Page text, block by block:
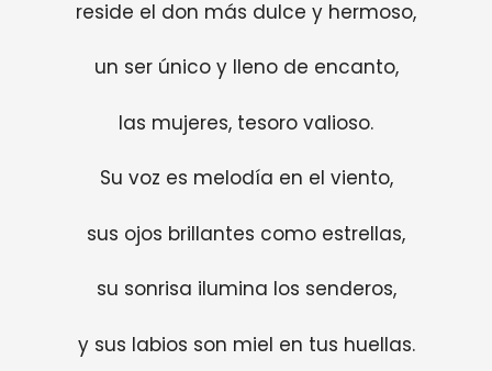
reside el don más dulce y hermoso,
un ser único y lleno de encanto,
las mujeres, tesoro valioso.
Su voz es melodía en el viento,
sus ojos brillantes como estrellas,
su sonrisa ilumina los senderos,
y sus labios son miel en tus huellas.